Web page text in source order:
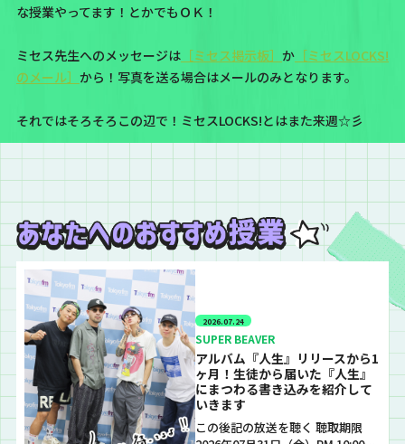
な授業やってます！とかでもＯＫ！
ミセス先生へのメッセージは［ミセス掲示板］ か［ミセスLOCKS!
のメール］ から！写真を送る場合はメールのみとなります。
それではそろそろこの辺で！ミセスLOCKS!とはまた来週☆彡
2026.07.24
SUPER BEAVER
アルバム『人生』リリースから1
ヶ月！生徒から届いた『人生』
にまつわる書き込みを紹介して
いきます
この後記の放送を聴く 聴取期限